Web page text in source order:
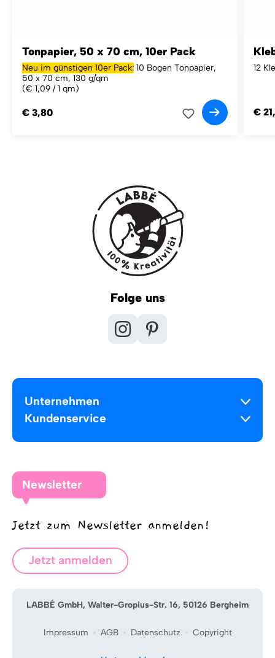
Tonpapier, 50 x 70 cm, 10er Pack
Neu im günstigen 10er Pack: 10 Bogen Tonpapier,
50 x 70 cm, 130 g/qm
(€ 1,09 / 1 qm)
€ 3,80
12
€
Folge uns
Unternehmen
Kundenservice
Newsletter
Jetzt zum Newsletter anmelden!
Jetzt anmelden
LABBÉ GmbH, Walter-Gropius-Str. 16, 50126 Bergheim
Impressum AGB Datenschutz Copyright